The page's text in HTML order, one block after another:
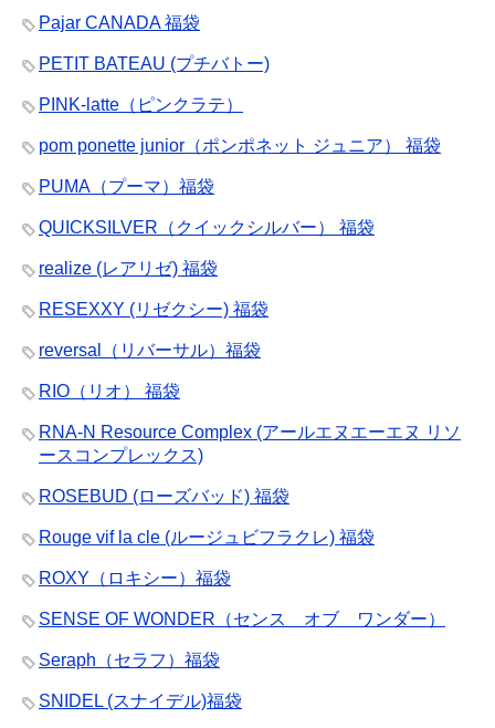
Pajar CANADA 福袋
PETIT BATEAU (プチバトー)
PINK-latte（ピンクラテ）
pom ponette junior（ポンポネット ジュニア） 福袋
PUMA（プーマ）福袋
QUICKSILVER（クイックシルバー） 福袋
realize (レアリゼ) 福袋
RESEXXY (リゼクシー) 福袋
reversal（リバーサル）福袋
RIO（リオ） 福袋
RNA-N Resource Complex (アールエヌエーエヌ リソ
ースコンプレックス)
ROSEBUD (ローズバッド) 福袋
Rouge vif la cle (ルージュビフラクレ) 福袋
ROXY（ロキシー）福袋
SENSE OF WONDER（センス オブ ワンダー）
Seraph（セラフ）福袋
SNIDEL (スナイデル)福袋